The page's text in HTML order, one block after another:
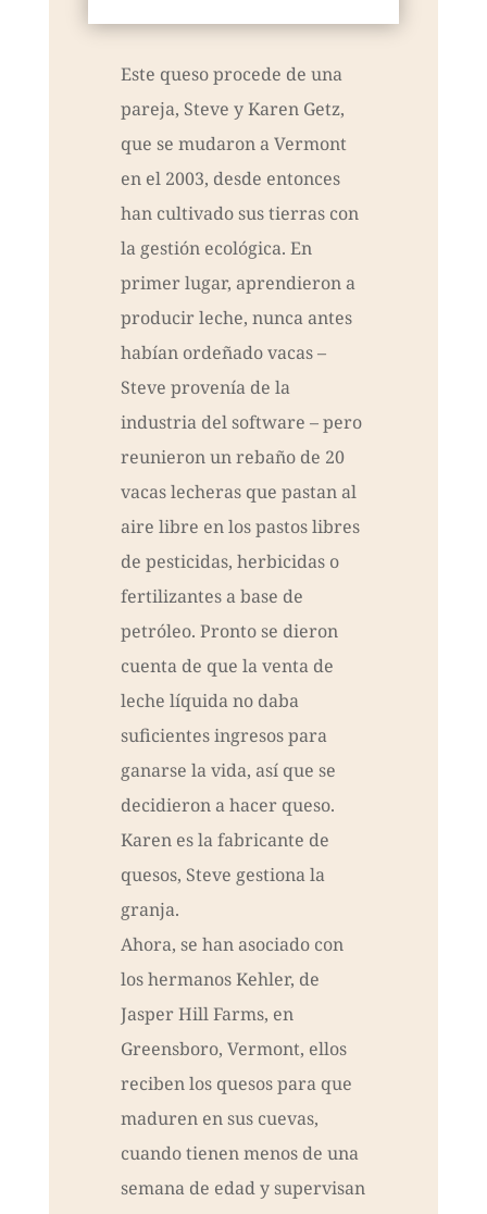
Este queso procede de una
pareja, Steve y Karen Getz,
que se mudaron a Vermont
en el 2003, desde entonces
han cultivado sus tierras con
la gestión ecológica. En
primer lugar, aprendieron a
producir leche, nunca antes
habían ordeñado vacas –
Steve provenía de la
industria del software – pero
reunieron un rebaño de 20
vacas lecheras que pastan al
aire libre en los pastos libres
de pesticidas, herbicidas o
fertilizantes a base de
petróleo. Pronto se dieron
cuenta de que la venta de
leche líquida no daba
suficientes ingresos para
ganarse la vida, así que se
decidieron a hacer queso.
Karen es la fabricante de
quesos, Steve gestiona la
granja.
Ahora, se han asociado con
los hermanos Kehler, de
Jasper Hill Farms, en
Greensboro, Vermont, ellos
reciben los quesos para que
maduren en sus cuevas,
cuando tienen menos de una
semana de edad y supervisan